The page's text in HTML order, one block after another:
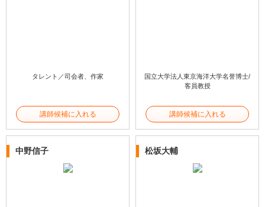
タレント／司会者、作家
講師候補に入れる
国立大学法人東京海洋大学名誉博士/
客員教授
講師候補に入れる
中野信子 松坂大輔